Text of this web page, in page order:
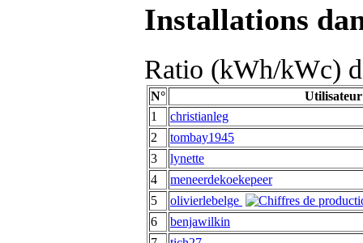
Installations
Ratio (kWh/kWc)
N°
Utilisateur
1
christianleg
2
tombay1945
3
lynette
4
meneerdekoekepeer
5
olivierlebelge
6
benjawilkin